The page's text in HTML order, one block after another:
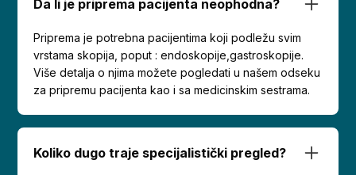
Da li je priprema pacijenta neophodna?
Priprema je potrebna pacijentima koji podležu svim
vrstama skopija, poput : endoskopije,gastroskopije.
Više detalja o njima možete pogledati u našem odseku
za pripremu pacijenta kao i sa medicinskim sestrama.
Koliko dugo traje specijalistički pregled?